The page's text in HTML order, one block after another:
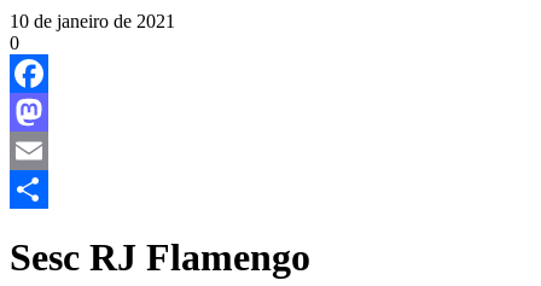
10 de janeiro de 2021
0
Facebook
Mastodon
Email
Sesc RJ Flamengo